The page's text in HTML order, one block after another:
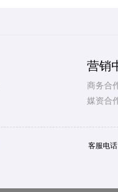
营销
商务合
媒资合
客服电